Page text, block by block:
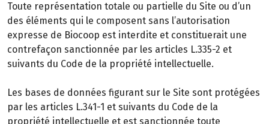
Toute représentation totale ou partielle du Site ou d’un
des éléments qui le composent sans l’autorisation
expresse de Biocoop est interdite et constituerait une
contrefaçon sanctionnée par les articles L.335-2 et
suivants du Code de la propriété intellectuelle.
Les bases de données figurant sur le Site sont protégées
par les articles L.341-1 et suivants du Code de la
propriété intellectuelle et est sanctionnée toute